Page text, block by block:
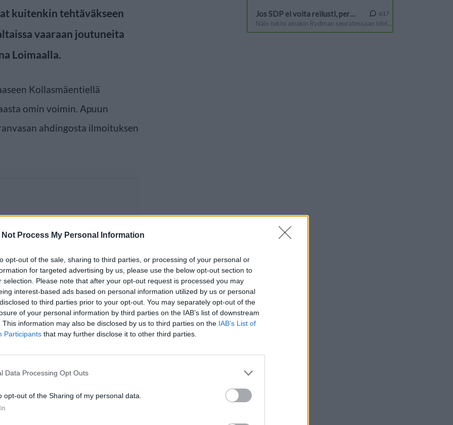
Not Process My Personal Information
opt-out of the sale, sharing to third parties, or processing of your personal or
for targeted advertising by us, please use the below opt-out section to
selection. Please note that after your opt-out request is processed you may
interest-based ads based on personal information utilized by us or personal
to third parties prior to your opt-out. You may separately opt-out of the
of your personal information by third parties on the IAB’s list of downstream
This information may also be disclosed by us to third parties on the IAB’s List of
Participants that may further disclose it to other third parties.
Data Processing Opt Outs
opt-out of the Sharing of my personal data.
kuitenkin tehtäväkseen
vaaraan joutuneita
Loimaalla.
Kollasmäentiellä
omin voimin. Apuun
ahdingosta ilmoituksen